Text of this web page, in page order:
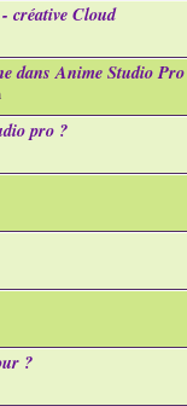
créative Cloud
dans Anime Studio
pro ?
?